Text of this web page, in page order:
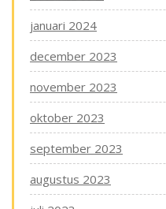
januari 2024
december 2023
november 2023
oktober 2023
september 2023
augustus 2023